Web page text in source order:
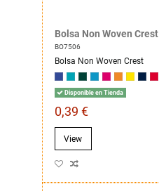
Bolsa Non Woven Crest
BO7506
Bolsa Non Woven Crest
Disponible en Tienda
0,39 €
View